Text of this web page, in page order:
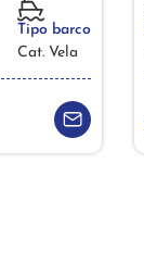
Tipo barco
Cat. Vela